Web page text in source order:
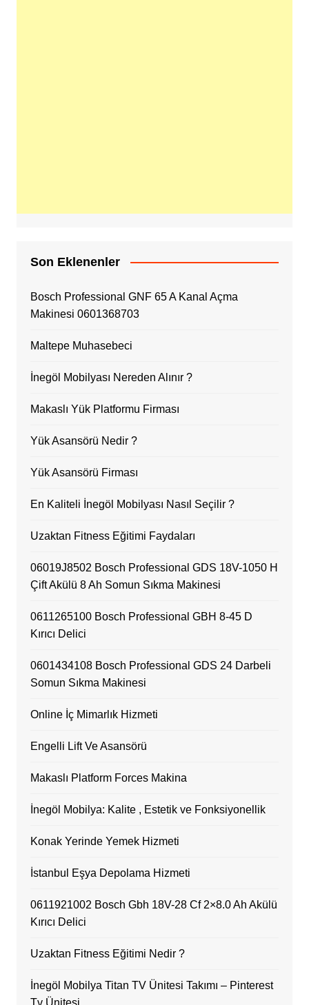
Son Eklenenler
Bosch Professional GNF 65 A Kanal Açma
Makinesi 0601368703
Maltepe Muhasebeci
İnegöl Mobilyası Nereden Alınır ?
Makaslı Yük Platformu Firması
Yük Asansörü Nedir ?
Yük Asansörü Firması
En Kaliteli İnegöl Mobilyası Nasıl Seçilir ?
Uzaktan Fitness Eğitimi Faydaları
06019J8502 Bosch Professional GDS 18V-1050 H
Çift Akülü 8 Ah Somun Sıkma Makinesi
0611265100 Bosch Professional GBH 8-45 D
Kırıcı Delici
0601434108 Bosch Professional GDS 24 Darbeli
Somun Sıkma Makinesi
Online İç Mimarlık Hizmeti
Engelli Lift Ve Asansörü
Makaslı Platform Forces Makina
İnegöl Mobilya: Kalite , Estetik ve Fonksiyonellik
Konak Yerinde Yemek Hizmeti
İstanbul Eşya Depolama Hizmeti
0611921002 Bosch Gbh 18V-28 Cf 2×8.0 Ah Akülü
Kırıcı Delici
Uzaktan Fitness Eğitimi Nedir ?
İnegöl Mobilya Titan TV Ünitesi Takımı – Pinterest
Tv Ünitesi